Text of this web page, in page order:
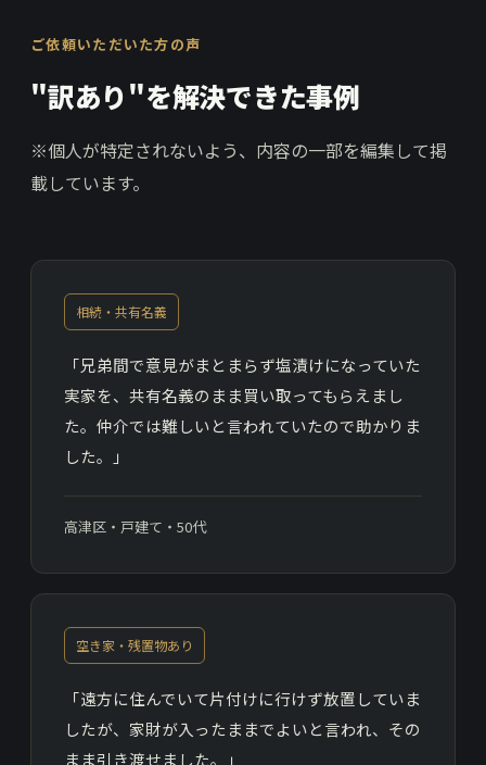
ご依頼いただいた方の声
"訳あり"を解決できた事例
※個人が特定されないよう、内容の一部を編集して掲
載しています。
相続・共有名義
「兄弟間で意見がまとまらず塩漬けになっていた
実家を、共有名義のまま買い取ってもらえまし
た。仲介では難しいと言われていたので助かりま
した。」
高津区・戸建て・50代
空き家・残置物あり
「遠方に住んでいて片付けに行けず放置していま
したが、家財が入ったままでよいと言われ、その
まま引き渡せました。」